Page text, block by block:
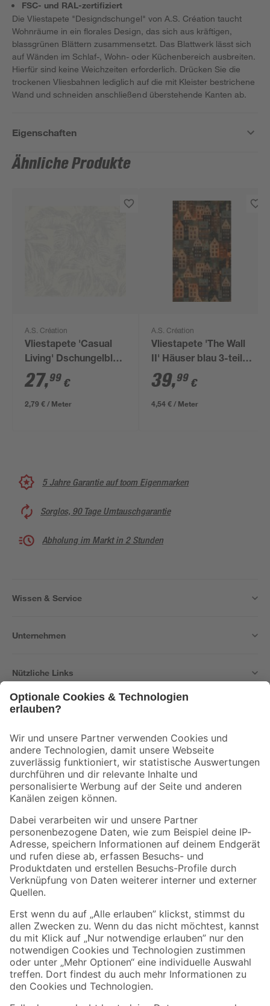
FSC- und RAL-zertifiziert
Die Vliestapete "Designdschungel" von A.S. Création taucht
Wohnräume in ein florales Design, das sich aus kräftigen,
blassgrünen Blättern zusammensetzt. Das Blattwerk lässt sich
auf Wänden im Schlaf-, Wohn- oder Küchenbereich ausbreiten.
Hierfür sind keine Weichzeiten erforderlich. Drücken Sie die
trockenen Vliesbahnen lediglich auf die mit Kleister bestrichene
Wand und schneiden anschließend überstehende Kanten ab.
Eigenschaften
Ähnliche Produkte
A.S. Création
Vliestapete 'Casual
Living' Dschungelblatt
weiß/grau-metallic
0,53 x 10,05 m
27,99 €
2,79 € / Meter
A.S. Création
Vliestapete 'The Wall
II' Häuser blau 3-teilig
1,59 x 2,80 m
39,99 €
4,54 € / Meter
5 Jahre Garantie auf toom Eigenmarken
Sorglos, 90 Tage Umtauschgarantie
Abholung im Markt in 2 Stunden
Wissen & Service
Unternehmen
Nützliche Links
Der toom Newsletter: Keine Angebote und Aktionen mehr verpassen!
Zur Newsletter Anmeldung
Folge uns
Zahlungsarten Versandarten
Sicher einkaufen
Jetzt die toom-App herunterladen